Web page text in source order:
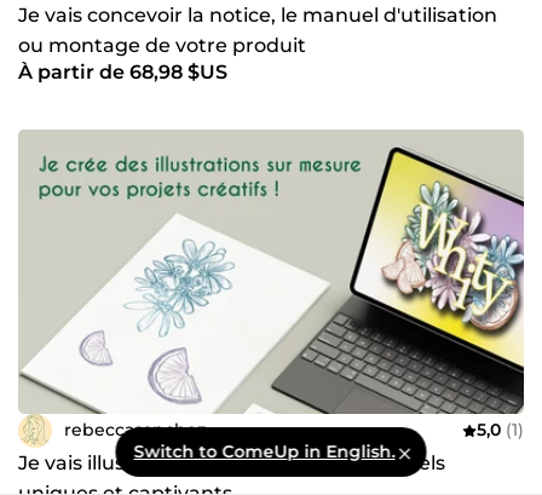
Je vais concevoir la notice, le manuel d'utilisation
ou montage de votre produit
À partir de 68,98 $US
rebeccasanchez 5,0 (1)
Je vais illustrer votre projet avec des visuels
Switch to ComeUp in English.